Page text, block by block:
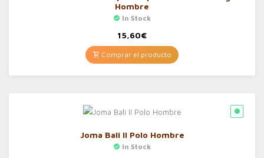
Hombre
In Stock
15,60€
Comprar el producto
Joma Bali II Polo Hombre
In Stock